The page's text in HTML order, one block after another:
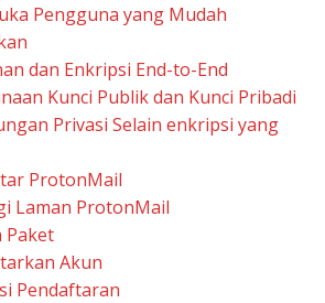
Pengguna yang Mudah
dan Enkripsi End-to-End
Kunci Publik dan Kunci Pribadi
Privasi Selain enkripsi yang
ProtonMail
Laman ProtonMail
Paket
Akun
Pendaftaran